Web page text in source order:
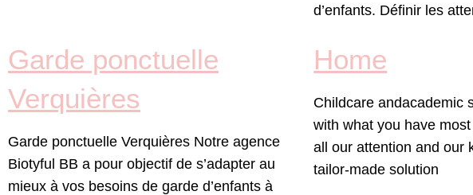
d’enfants. Définir les
Garde ponctuelle
Verquières
Garde ponctuelle Verquières Notre agence
Biotyful BB a pour objectif de s’adapter au
mieux à vos besoins de garde d’enfants à
Home
Childcare andacademic
with what you have
all our attention and our
tailor-made solution